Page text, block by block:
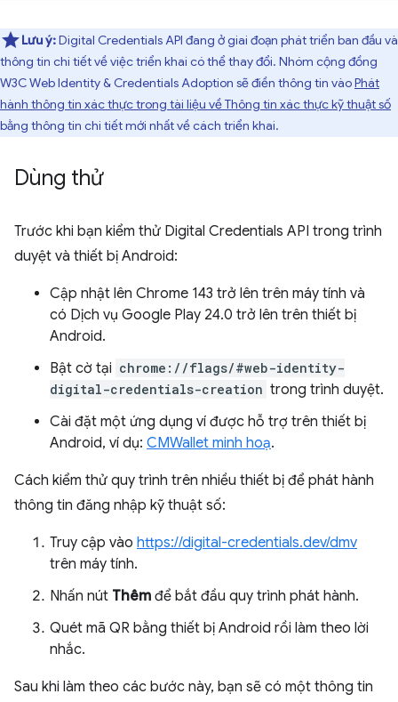
Lưu ý:Digital Credentials API đang ở giai đoạn phát triển ban đầu và
thông tin chi tiết về việc triển khai có thể thay đổi. Nhóm cộng đồng
W3C Web Identity & Credentials Adoption sẽ điền thông tin vàoPhát
hành thông tin xác thực trong tài liệu về Thông tin xác thực kỹ thuật số
bằng thông tin chi tiết mới nhất về cách triển khai.
Dùng thử
Trước khi bạn kiểm thử Digital Credentials API trong trình
duyệt và thiết bị Android:
Cập nhật lên Chrome 143 trở lên trên máy tính và
có Dịch vụ Google Play 24.0 trở lên trên thiết bị
Android.
Bật cờ tại chrome://flags/#web-identity-
digital-credentials-creation trong trình duyệt.
Cài đặt một ứng dụng ví được hỗ trợ trên thiết bị
Android, ví dụ: CMWallet minh hoạ.
Cách kiểm thử quy trình trên nhiều thiết bị để phát hành
thông tin đăng nhập kỹ thuật số:
Truy cập vào https://digital-credentials.dev/dmv
trên máy tính.
Nhấn nút Thêm để bắt đầu quy trình phát hành.
Quét mã QR bằng thiết bị Android rồi làm theo lời
nhắc.
Sau khi làm theo các bước này, bạn sẽ có một thông tin